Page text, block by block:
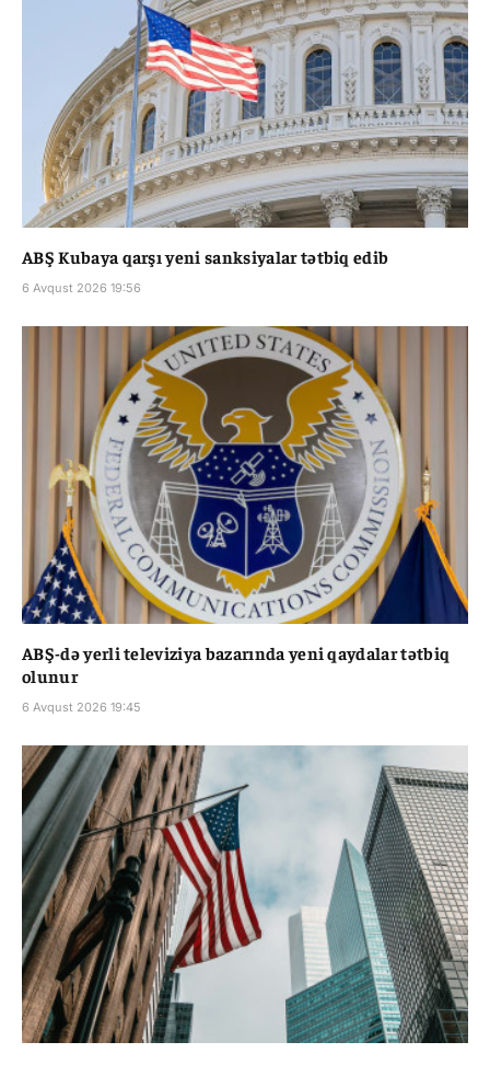
ABŞ Kubaya qarşı yeni sanksiyalar tətbiq edib
6 Avqust 2026 19:56
ABŞ-də yerli televiziya bazarında yeni qaydalar tətbiq
olunur
6 Avqust 2026 19:45